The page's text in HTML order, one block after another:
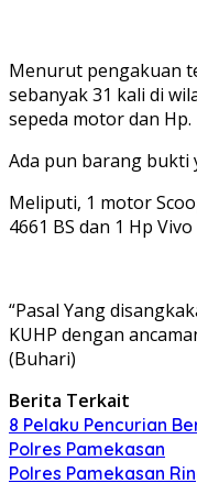
Menurut pengakuan
sebanyak 31 kali di
sepeda motor dan Hp.
Ada pun barang bukti
Meliputi, 1 motor
4661 BS dan 1 Hp
“Pasal Yang
KUHP dengan
(Buhari)
Berita Terkait
8 Pelaku Pencurian
Polres Pamekasan
Polres Pamekasan